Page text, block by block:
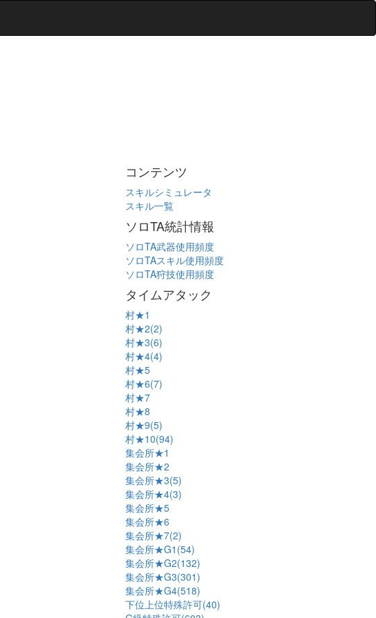
コンテンツ
スキルシミュレータ
スキル一覧
ソロTA統計情報
ソロTA武器使用頻度
ソロTAスキル使用頻度
ソロTA狩技使用頻度
タイムアタック
村★1
村★2(2)
村★3(6)
村★4(4)
村★5
村★6(7)
村★7
村★8
村★9(5)
村★10(94)
集会所★1
集会所★2
集会所★3(5)
集会所★4(3)
集会所★5
集会所★6
集会所★7(2)
集会所★G1(54)
集会所★G2(132)
集会所★G3(301)
集会所★G4(518)
下位上位特殊許可(40)